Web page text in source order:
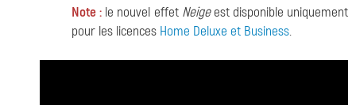
Note : le nouvel effet Neigeest disponible uniquement
pour les licences Home Deluxe et Business.